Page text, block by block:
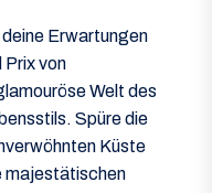
Erwartungen
Prix von
Welt des
Spüre die
Küste
majestätischen